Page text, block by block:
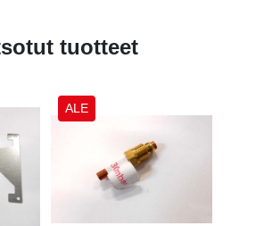
tuotteet
ALE